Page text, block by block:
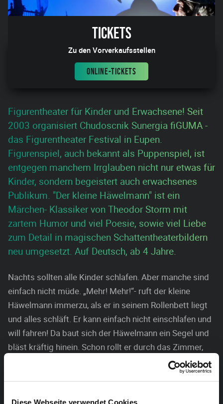
Diese Webseite verwendet Cookies
Tickets
Zu den Vorverkaufsstellen
ONLINE-TICKETS
Figurentheater für Kinder und Erwachsene! Seit
2003 organisiert Chudoscnik Sunergia fiGUMA -
das Figurentheater Festival in Eupen.
Figurenspiel, auch bekannt als Puppenspiel, ist
entgegen manchem Irrglauben nicht nur etwas für
Kinder, sondern begeistert auch erwachsenes
Publikum. "Der kleine Häwelmann" ist ein
Märchen- Klassiker von Theodor Storm mit
zartem Humor und viel Poesie, sowie viel Liebe
zum Detail in magischen Schattentheaterbildern
neu umgesetzt. Auf Deutsch, ab 4 Jahre.
Nachts sollten alle Kinder schlafen. Aber manche sind
einfach nicht müde. „Mehr! Mehr!“- ruft der kleine
Häwelmann immerzu, als er in seinem Rollenbett liegt
und alles schläft. Er kann einfach nicht einschlafen und
will fahren! Da baut sich der Häwelmann ein Segel und
bläst kräftig hinein. Schon rollt er durch das Zimmer,
kopfüber die Wand hinauf und wieder hinunter und
kurzerhand auf einem Mondstrahl durchs Fenster!